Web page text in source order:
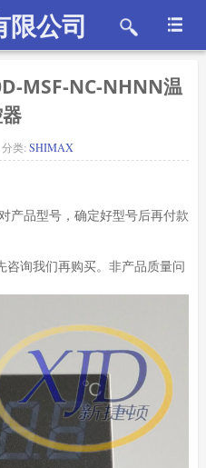
限公司
MSF-NC-NHNN温
分类:SHIMAX
产品型号，确定好型号后再付款
咨询我们再购买。非产品质量问